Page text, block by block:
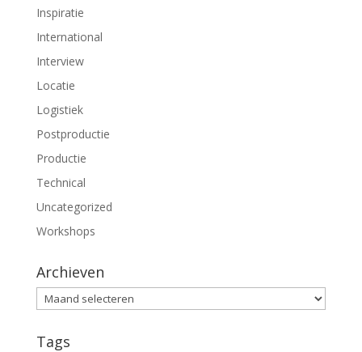
Inspiratie
International
Interview
Locatie
Logistiek
Postproductie
Productie
Technical
Uncategorized
Workshops
Archieven
Archieven
Tags